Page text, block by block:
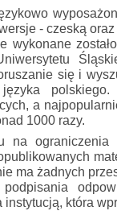
- czeską
wykonane
się i
a
1000 razy.
na
ma żadnych
podpisania
instytucją, która